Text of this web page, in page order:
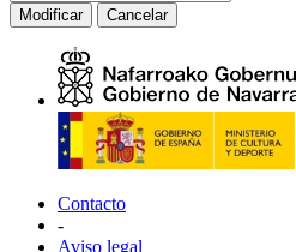
Modificar Cancelar
Contacto
-
Aviso legal